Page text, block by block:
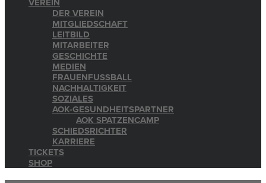
VEREIN
DER VEREIN
MITGLIEDSCHAFT
LEITBILD
MITARBEITER
GESCHICHTE
MEDIEN
FRAUENFUSSBALL
NACHHALTIGKEIT
SOZIALES
AOK-GESUNDHEITSPARTNER
AOK SPATZENCAMP
SCHIEDSRICHTER
KARRIERE
TICKETS
SHOP